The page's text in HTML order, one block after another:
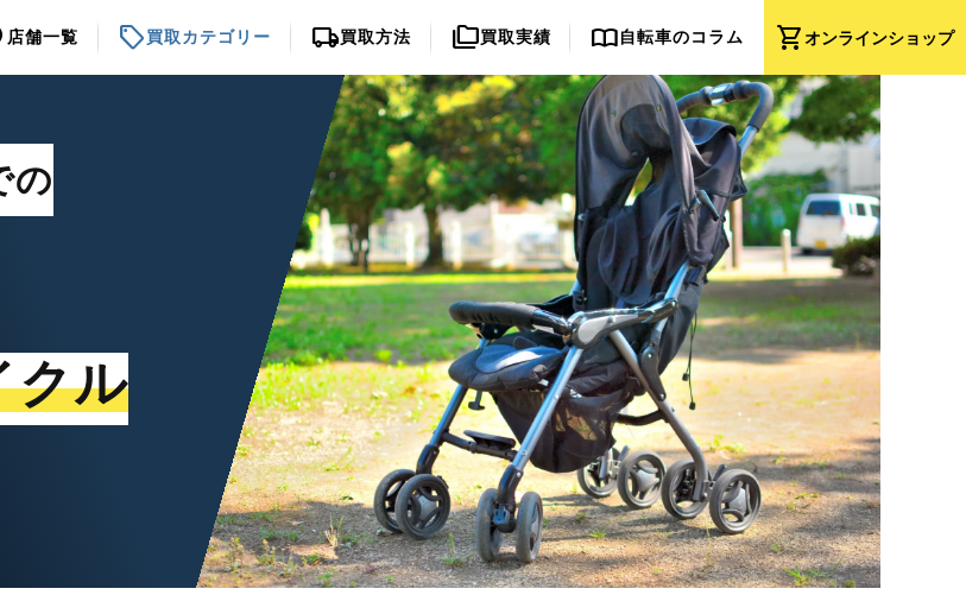
shopping_cartオンラインショップ
店舗一覧 sell買取カテゴリー local_shipping買取方法 folder_copy買取実績 import_contacts自転車のコラム
の
クル